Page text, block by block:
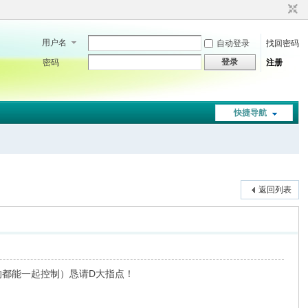
用户名 自动登录
找回密码
密码
登录 注册
快捷导航
返回列表
能一起控制）恳请D大指点！